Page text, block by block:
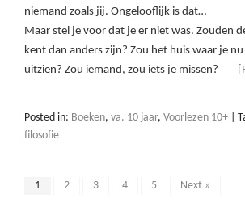
niemand zoals jij. Ongelooflijk is dat…
Maar stel je voor dat je er niet was. Zouden
kent dan anders zijn? Zou het huis waar je
uitzien? Zou iemand, zou iets je missen?
Posted in: Boeken, va. 10 jaar, Voorlezen 10+
filosofie
1 2 3 4 5 Next »